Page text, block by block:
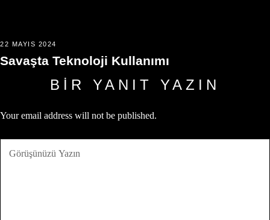
22 MAYIS 2024
Savaşta Teknoloji Kullanımı
BIR YANIT YAZIN
Your email address will not be published.